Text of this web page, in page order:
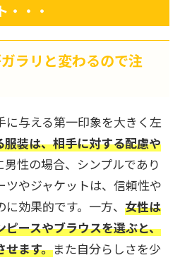
・・・
ラリと変わるので注
与える第一印象を大きく左
服装は、相手に対する配慮や
男性の場合、シンプルであり
ツやジャケットは、信頼性や
効果的です。一方、 女性は
ースやブラウスを選ぶと、
せます。また自分らしさを少